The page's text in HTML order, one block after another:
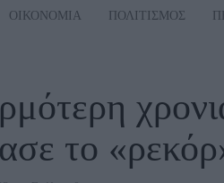
ΟΙΚΟΝΟΜΙΑ ΠΟΛΙΤΙΣΜΟΣ
το